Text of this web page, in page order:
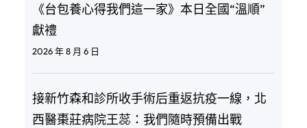
《台包養心得我們這一家》本日全國“溫順”
獻禮
2026 年 8 月 6 日
接新竹森和診所收手術后重返抗疫一線，北
西醫棗莊病院王蕊：我們隨時預備出戰